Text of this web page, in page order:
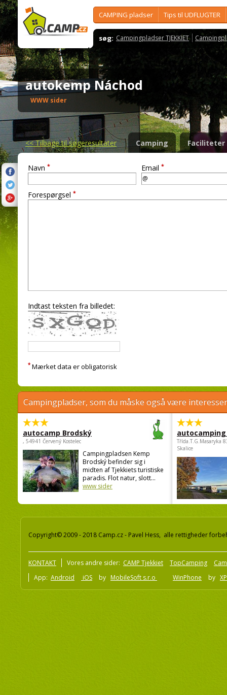
CAMPING pladser Tips til UDFLUGTER
søg: Campingpladser TJEKKIET
autokemp Náchod
WWW sider
<<Tilbage til søgeresultater Camping Faciliteter
Navn * Email *
Forespørgsel *
Indtast teksten fra billedet:
* Mærket data er obligatorisk
Campingpladser, som du måske også være
autocamp Brodský
, 54941 Červený Kostelec
Campingpladsen Kemp
Brodský befinder sig i
midten af Tjekkiets turistiske
paradis. Flot natur, slott...
www sider
autocamping
Třída.T.G.Masaryka
Skalice
Copyright© 2009 - 2018 Camp.cz - Pavel Hess, alle rettigheder
KONTAKT Vores andre sider: CAMP Tjekkiet TopCamping
App: Android iOS by MobileSoft s.r.o WinPhone by